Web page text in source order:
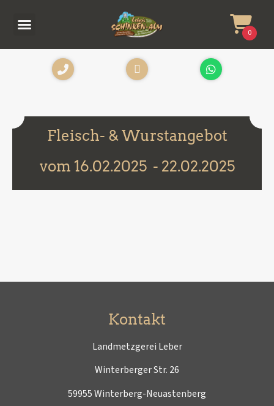
0
Fleisch- & Wurstangebot
vom 16.02.2025 - 22.02.2025
Kontakt
Landmetzgerei Leber
Winterberger Str. 26
59955 Winterberg-Neuastenberg